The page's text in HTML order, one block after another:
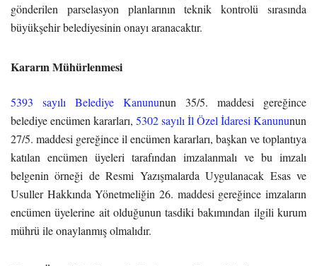
gönderilen parselasyon planlarının teknik kontrolü sırasında
büyükşehir belediyesinin onayı aranacaktır.
Kararın Mühürlenmesi
5393 sayılı Belediye Kanununun 35/5. maddesi gereğince
belediye encümen kararları, 5302 sayılı İl Özel İdaresi Kanununun
27/5. maddesi gereğince il encümen kararları, başkan ve toplantıya
katılan encümen üyeleri tarafından imzalanmalı ve bu imzalı
belgenin örneği de Resmi Yazışmalarda Uygulanacak Esas ve
Usuller Hakkında Yönetmeliğin 26. maddesi gereğince imzaların
encümen üyelerine ait olduğunun tasdiki bakımından ilgili kurum
mührü ile onaylanmış olmalıdır.